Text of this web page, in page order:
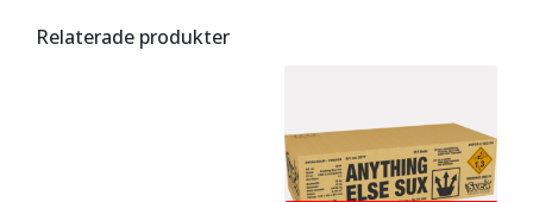
Relaterade produkter